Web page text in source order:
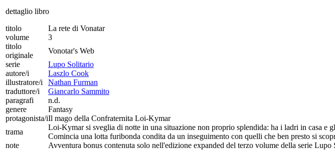
dettaglio libro
titolo
La rete di Vonatar
volume
3
titolo
originale
Vonotar's Web
serie
Lupo Solitario
autore/i
Laszlo Cook
illustratore/i
Nathan Furman
traduttore/i
Giancarlo Sammito
paragrafi
n.d.
genere
Fantasy
protagonista/iIl mago della Confraternita Loi-Kymar
trama
Loi-Kymar si sveglia di notte in una situazione non proprio splendida: ha i ladri in casa e
Comincia una lotta furibonda condita da un inseguimento con quelli che ben presto si
note
Avventura bonus contenuta solo nell'edizione expanded del terzo volume della serie Lupo